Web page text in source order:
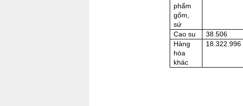
phẩm
gốm,
sứ
Cao su 38.506
Hàng
hóa
khác
18.322.996